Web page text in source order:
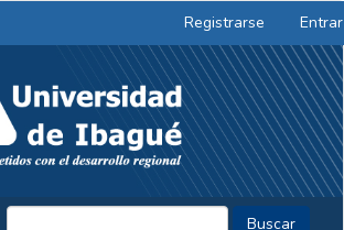
Registrarse Entrar
Buscar